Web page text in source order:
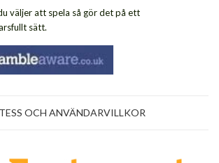
väljer att spela så gör det på ett
sätt.
OCH ANVÄNDARVILLKOR